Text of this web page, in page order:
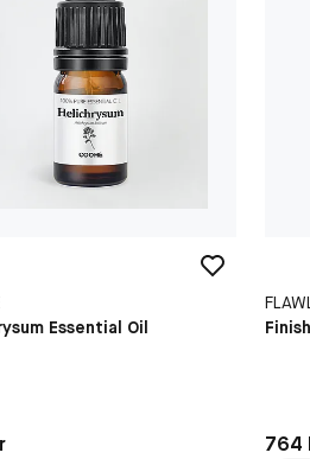
Essential Oil
kr Pris:
764